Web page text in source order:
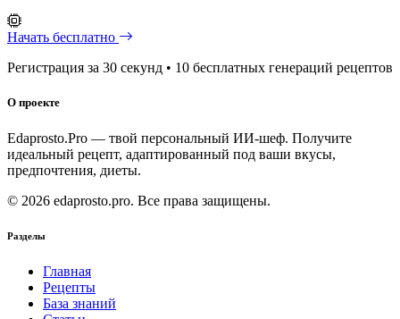
Начать бесплатно
Регистрация за 30 секунд • 10 бесплатных генераций рецептов
О проекте
Edaprosto.Pro — твой персональный ИИ-шеф. Получите
идеальный рецепт, адаптированный под ваши вкусы,
предпочтения, диеты.
© 2026 edaprosto.pro. Все права защищены.
Разделы
Главная
Рецепты
База знаний